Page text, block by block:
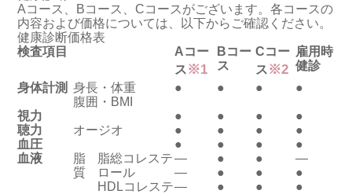
Aコース、Bコース、Cコースがございます。各コースの
内容および価格については、以下からご確認ください。
健康診断価格表
検査項目
Aコー
ス※1
Bコー
ス
Cコー
ス※2
雇用時
健診
身体計測
身長・体重
腹囲・BMI
● ● ● ●
視力 ● ● ●
●
聴力
オージオ ● ● ●
●
血圧
● ● ●
●
血液
脂
質
脂総コレステ
ロール
HDLコレステ
―
―
―
●
●
●
●
●
●
―
●
●